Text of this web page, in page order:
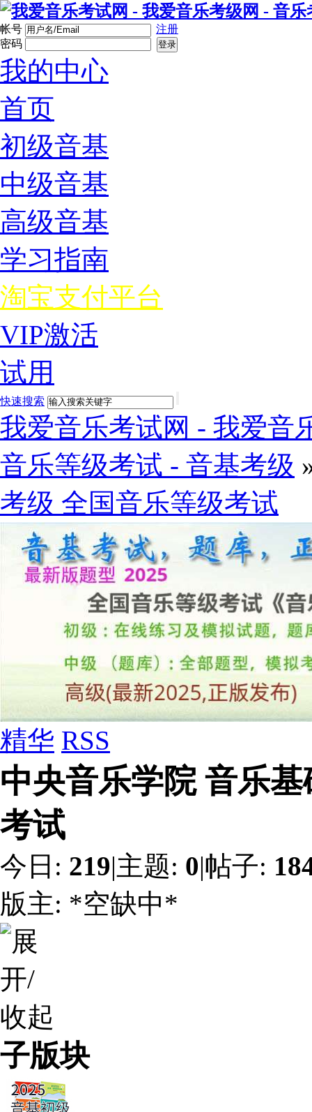
帐号
注册
密码
登录
我的中心
首页
初级音基
中级音基
高级音基
学习指南
淘宝支付平台
VIP激活
试用
快速搜索
我爱音乐考试网 - 我爱音
音乐等级考试 - 音基考级
考级 全国音乐等级考试
精华 RSS
中央音乐学院 音乐
考试
今日: 219|主题: 0|帖子:
版主: *空缺中*
子版块